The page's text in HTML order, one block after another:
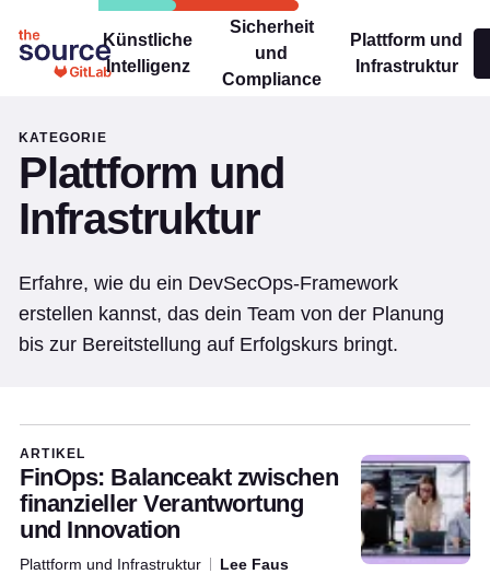
Künstliche
Intelligenz
Sicherheit
und
Compliance
Plattform und
Infrastruktur
KATEGORIE
Plattform und
Infrastruktur
Erfahre, wie du ein DevSecOps-Framework
erstellen kannst, das dein Team von der Planung
bis zur Bereitstellung auf Erfolgskurs bringt.
Plattform und Infrastruktur Articles
ARTIKEL
FinOps: Balanceakt zwischen
finanzieller Verantwortung
und Innovation
Plattform und Infrastruktur Lee Faus